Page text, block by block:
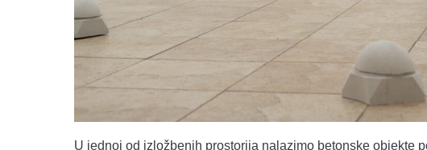
U jednoj od izložbenih prostorija nalazimo betonske objekte